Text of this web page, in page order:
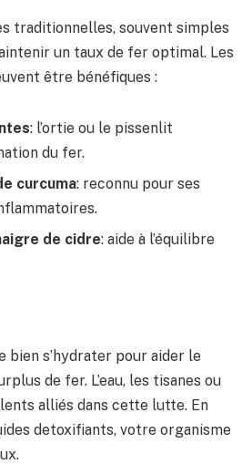
traditionnelles, souvent simples
un taux de fer optimal. Les
être bénéfiques :
: l’ortie ou le pissenlit
du fer.
curcuma: reconnu pour ses
de cidre: aide à l’équilibre
bien s’hydrater pour aider le
de fer. L’eau, les tisanes ou
alliés dans cette lutte. En
detoxifiants, votre organisme